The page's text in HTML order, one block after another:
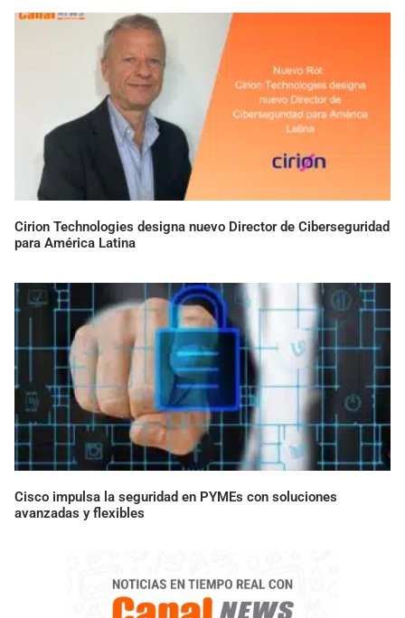
Cirion Technologies designa nuevo Director de Ciberseguridad
para América Latina
Cisco impulsa la seguridad en PYMEs con soluciones
avanzadas y flexibles